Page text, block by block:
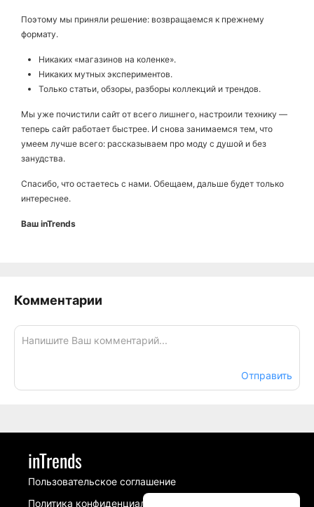
Поэтому мы приняли решение: возвращаемся к прежнему
формату.
Никаких «магазинов на коленке».
Никаких мутных экспериментов.
Только статьи, обзоры, разборы коллекций и трендов.
Мы уже почистили сайт от всего лишнего, настроили технику —
теперь сайт работает быстрее. И снова занимаемся тем, что
умеем лучше всего: рассказываем про моду с душой и без
занудства.
Спасибо, что остаетесь с нами. Обещаем, дальше будет только
интереснее.
Ваш inTrends
Комментарии
Отправить
inTrends
Пользовательское соглашение
Политика конфиденциальности